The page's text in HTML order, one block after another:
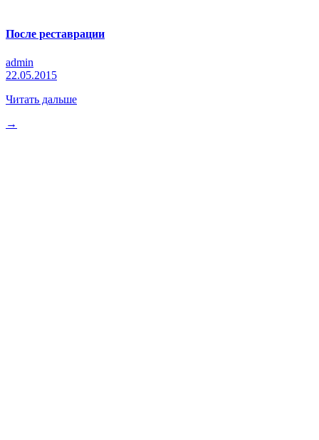
После реставрации
admin
22.05.2015
Читать дальше
→